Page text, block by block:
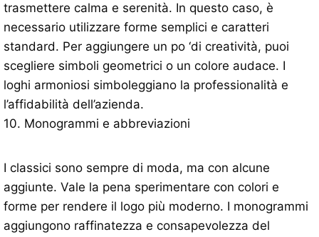
trasmettere calma e serenità. In questo caso, è
necessario utilizzare forme semplici e caratteri
standard. Per aggiungere un po ‘di creatività, puoi
scegliere simboli geometrici o un colore audace. I
loghi armoniosi simboleggiano la professionalità e
l’affidabilità dell’azienda.
10. Monogrammi e abbreviazioni
I classici sono sempre di moda, ma con alcune
aggiunte. Vale la pena sperimentare con colori e
forme per rendere il logo più moderno. I monogrammi
aggiungono raffinatezza e consapevolezza del